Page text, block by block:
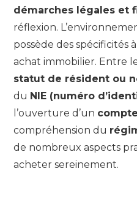
démarches légales et
réflexion.
possède des spécificités
achat immobilier. Entre
statut de résident ou
du NIE (numéro
l’ouverture d’un
compréhension du
de nombreux aspects
acheter sereinement.